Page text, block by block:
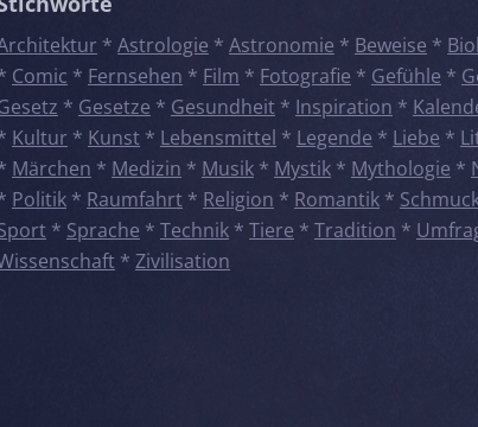
* Astrologie * Astronomie * Beweise *
Comic * Fernsehen * Film * Fotografie * Gefühle *
* Gesetze * Gesundheit * Inspiration *
Kultur * Kunst * Lebensmittel * Legende * Liebe *
Märchen * Medizin * Musik * Mystik * Mythologie *
Politik * Raumfahrt * Religion * Romantik *
* Sprache * Technik * Tiere * Tradition *
* Zivilisation